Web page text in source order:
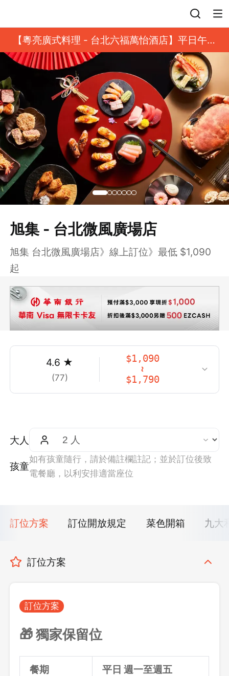
【粵亮廣式料理 - 台北六福萬怡酒店】平日午餐
8 折起｜靓港點套餐
旭集 - 台北微風廣場店
旭集 台北微風廣場店》線上訂位》最低 $1,090
起
4.6 ★
(77)
$1,090
~
$1,790
大人
孩童
如有孩童隨行，請於備註欄註記；並於訂位後致
電餐廳，以利安排適當座位
訂位方案 訂位開放規定 菜色開箱 九大
訂位方案
訂位方案
🎁 獨家保留位
餐期 平日 週一至週五